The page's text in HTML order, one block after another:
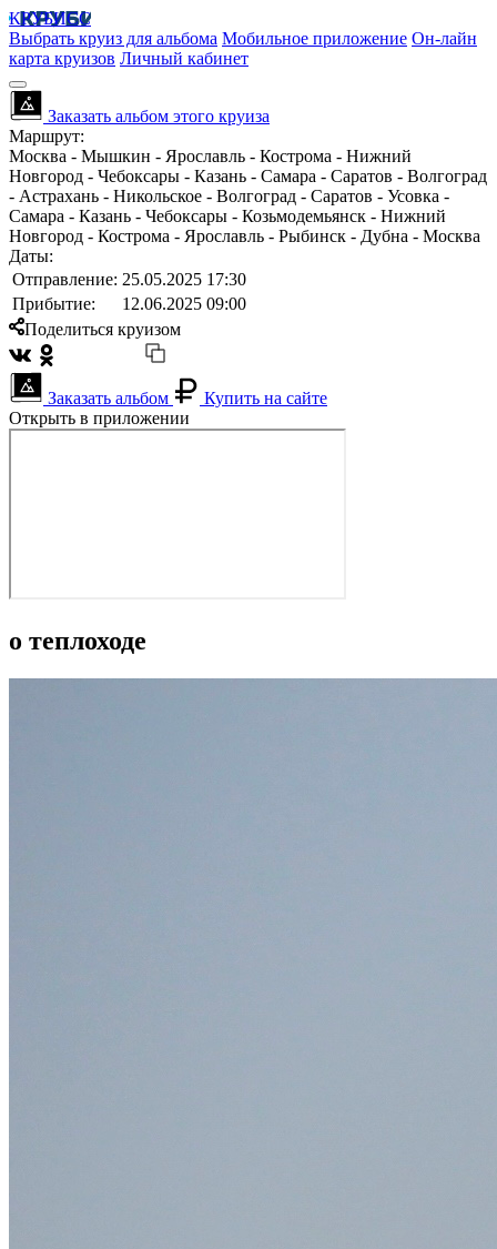
КРУБИСС
Выбрать круиз для альбома Мобильное приложение Он-лайн
карта круизов Личный кабинет
Заказать альбом этого круиза
Маршрут:
Москва - Мышкин - Ярославль - Кострома - Нижний
Новгород - Чебоксары - Казань - Самара - Саратов - Волгоград
- Астрахань - Никольское - Волгоград - Саратов - Усовка -
Самара - Казань - Чебоксары - Козьмодемьянск - Нижний
Новгород - Кострома - Ярославль - Рыбинск - Дубна - Москва
Даты:
Отправление: 25.05.2025 17:30
Прибытие:
12.06.2025 09:00
Поделиться круизом
Заказать альбом
Купить на сайте
Открыть в приложении
о теплоходе